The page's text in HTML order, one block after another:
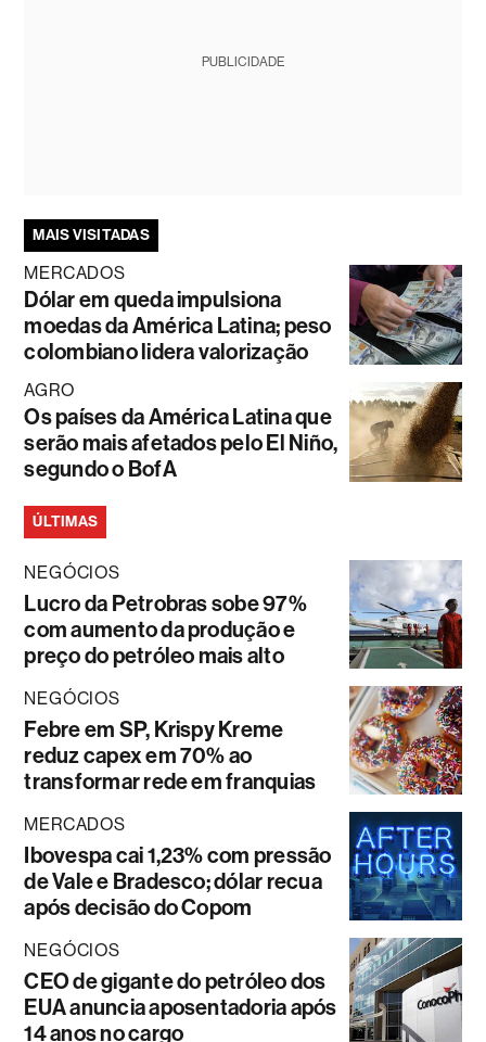
PUBLICIDADE
MAIS VISITADAS
MERCADOS
Dólar em queda impulsiona
moedas da América Latina; peso
colombiano lidera valorização
AGRO
Os países da América Latina que
serão mais afetados pelo El Niño,
segundo o BofA
ÚLTIMAS
NEGÓCIOS
Lucro da Petrobras sobe 97%
com aumento da produção e
preço do petróleo mais alto
NEGÓCIOS
Febre em SP, Krispy Kreme
reduz capex em 70% ao
transformar rede em franquias
MERCADOS
Ibovespa cai 1,23% com pressão
de Vale e Bradesco; dólar recua
após decisão do Copom
NEGÓCIOS
CEO de gigante do petróleo dos
EUA anuncia aposentadoria após
14 anos no cargo